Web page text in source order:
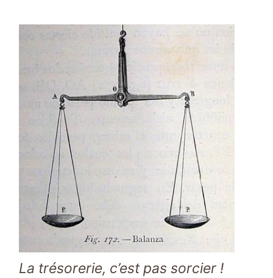
La trésorerie, c’est pas sorcier !